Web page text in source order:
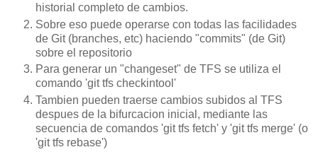
historial completo de cambios.
Sobre eso puede operarse con todas las facilidades
de Git (branches, etc) haciendo "commits" (de Git)
sobre el repositorio
Para generar un "changeset" de TFS se utiliza el
comando 'git tfs checkintool'
Tambien pueden traerse cambios subidos al TFS
despues de la bifurcacion inicial, mediante las
secuencia de comandos 'git tfs fetch' y 'git tfs merge' (o
'git tfs rebase')